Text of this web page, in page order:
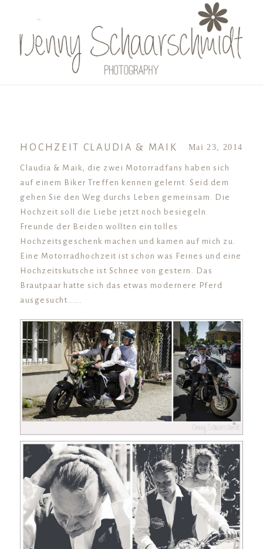
menu
HOCHZEIT CLAUDIA & MAIK Mai 23, 2014
Claudia & Maik, die zwei Motorradfans haben sich
auf einem Biker Treffen kennen gelernt. Seid dem
gehen Sie den Weg durchs Leben gemeinsam. Die
Hochzeit soll die Liebe jetzt noch besiegeln.
Freunde der Beiden wollten ein tolles
Hochzeitsgeschenk machen und kamen auf mich zu.
Eine Motorradhochzeit ist schon was Feines und eine
Hochzeitskutsche ist Schnee von gestern. Das
Brautpaar hatte sich das etwas modernere Pferd
ausgesucht…….